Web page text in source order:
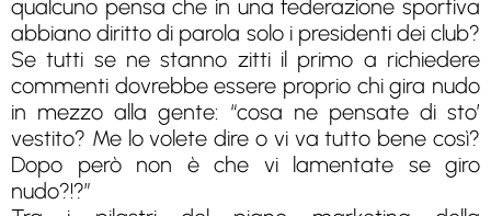
qualcuno pensa che in una federazione sportiva
abbiano diritto di parola solo i presidenti dei club?
Se tutti se ne stanno zitti il primo a richiedere
commenti dovrebbe essere proprio chi gira nudo
in mezzo alla gente: “cosa ne pensate di sto’
vestito? Me lo volete dire o vi va tutto bene così?
Dopo però non è che vi lamentate se giro
nudo?!?”